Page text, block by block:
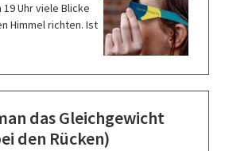
Uhr viele Blicke
Himmel richten. Ist
das Gleichgewicht
den Rücken)